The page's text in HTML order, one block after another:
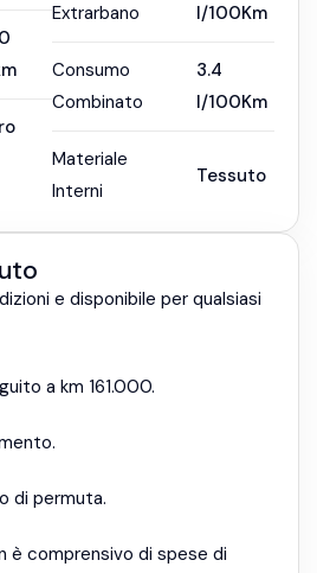
Extrarbano
l/100Km
Consumo
Combinato
3.4
l/100Km
Materiale
Interni
Tessuto
e disponibile per qualsiasi
a km 161.000.
di permuta.
è comprensivo di spese di